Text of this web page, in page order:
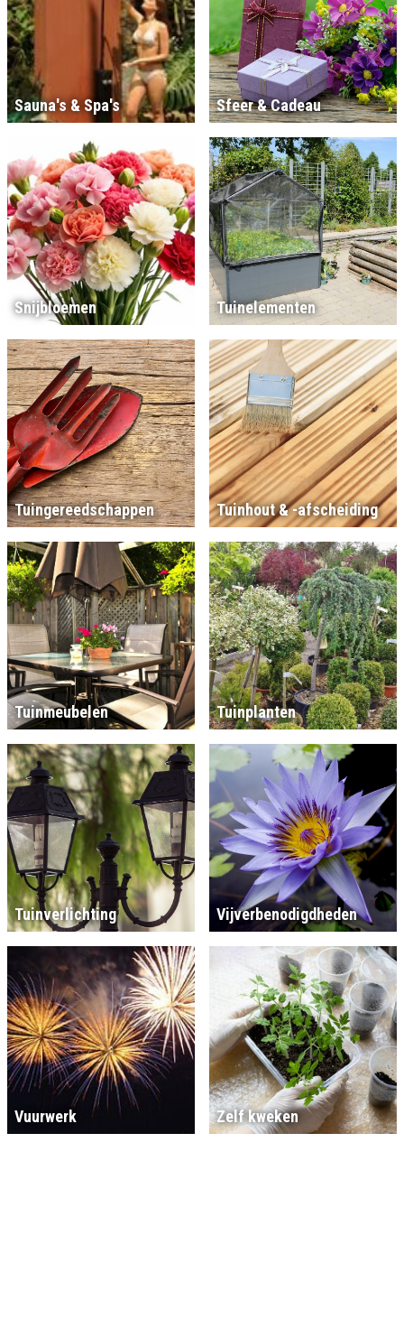
Sauna's & Spa's Sfeer & Cadeau
Snijbloemen Tuinelementen
Tuingereedschappen Tuinhout & -afscheiding
Tuinmeubelen Tuinplanten
Tuinverlichting Vijverbenodigdheden
Vuurwerk Zelf kweken